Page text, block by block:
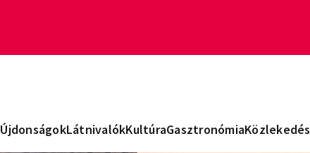
ÚjdonságokLátnivalókKultúraGasztronómiaKözlekedés